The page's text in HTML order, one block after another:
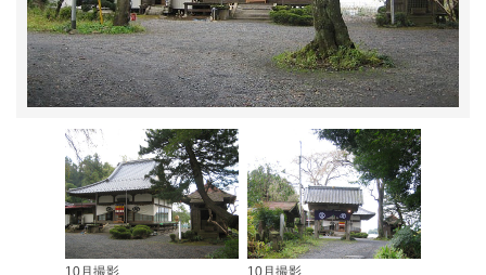
10月撮影
10月撮影